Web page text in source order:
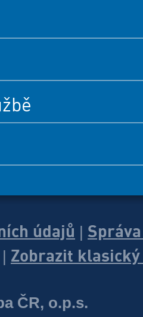
údajů
Zobrazit
ČR, o.p.s.